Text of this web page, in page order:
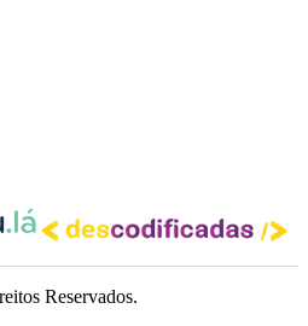
Reservados.